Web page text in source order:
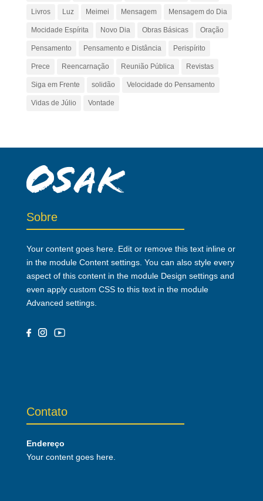
Livros Luz Meimei Mensagem Mensagem do Dia
Mocidade Espírita Novo Dia Obras Básicas Oração
Pensamento Pensamento e Distância Perispírito
Prece Reencarnação Reunião Pública Revistas
Siga em Frente solidão Velocidade do Pensamento
Vidas de Júlio Vontade
Sobre
Your content goes here. Edit or remove this text inline or
in the module Content settings. You can also style every
aspect of this content in the module Design settings and
even apply custom CSS to this text in the module
Advanced settings.
Contato
Endereço
Your content goes here.